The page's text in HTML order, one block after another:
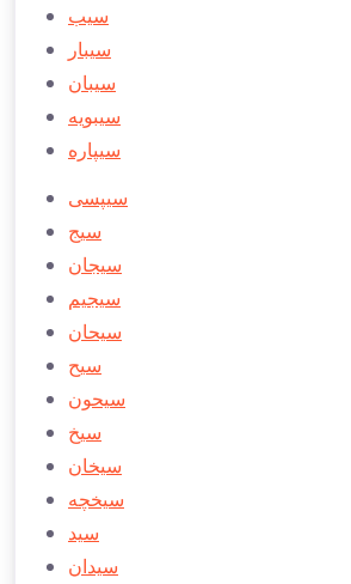
سیب
سیبار
سیبان
سیبويه
سیپاره
سیپسی
سیج
سیجان
سیجیم
سیحان
سیح
سیحون
سیخ
سیخان
سیخچه
سید
سیدان